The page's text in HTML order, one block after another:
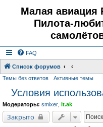
Малая авиация
Пилота-
FAQ
Список форумов
Темы без ответов Активные темы
Условия
Модераторы: smixer lt.ak
Закрыто